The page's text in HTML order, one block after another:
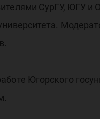
СурГУ, ЮГУ и
Югорского